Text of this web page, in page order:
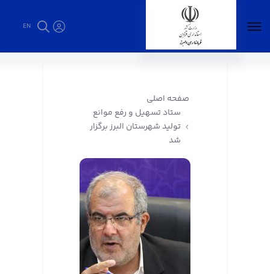
EN
صفحه اصلی
ستاد تسهیل و رفع موانع
تولید شهرستان البرز برگزار
شد